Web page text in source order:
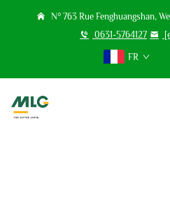
N° 763 Rue Fenghuangshan,
0631-5764127
FR